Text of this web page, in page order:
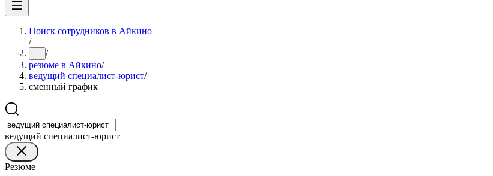
Поиск сотрудников в Айкино
/
... /
резюме в Айкино/
ведущий специалист-юрист/
сменный график
ведущий специалист-юрист
Резюме